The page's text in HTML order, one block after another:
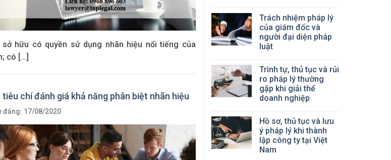
sở hữu có quyền sử dụng nhãn hiệu nổi tiếng của
có […]
tiêu chí đánh giá khả năng phân biệt nhãn hiệu
đăng: 17/08/2020
Trách nhiệm pháp lý
của giám đốc và
người đại diện pháp
luật
Trình tự, thủ tục và rủi
ro pháp lý thường
gặp khi giải thể
doanh nghiệp
Hồ sơ, thủ tục và lưu
ý pháp lý khi thành
lập công ty tại Việt
Nam